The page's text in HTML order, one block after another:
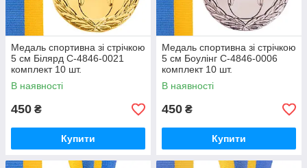
Медаль спортивна зі стрічкою
5 см Білярд C-4846-0021
комплект 10 шт.
В наявності
450 ₴
Купити
Медаль спортивна зі стрічкою
5 см Боулінг C-4846-0006
комплект 10 шт.
В наявності
450 ₴
Купити